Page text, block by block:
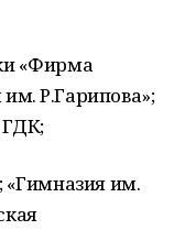
«Фирма
Р.Гарипова»;
ГДК;
«Гимназия им.